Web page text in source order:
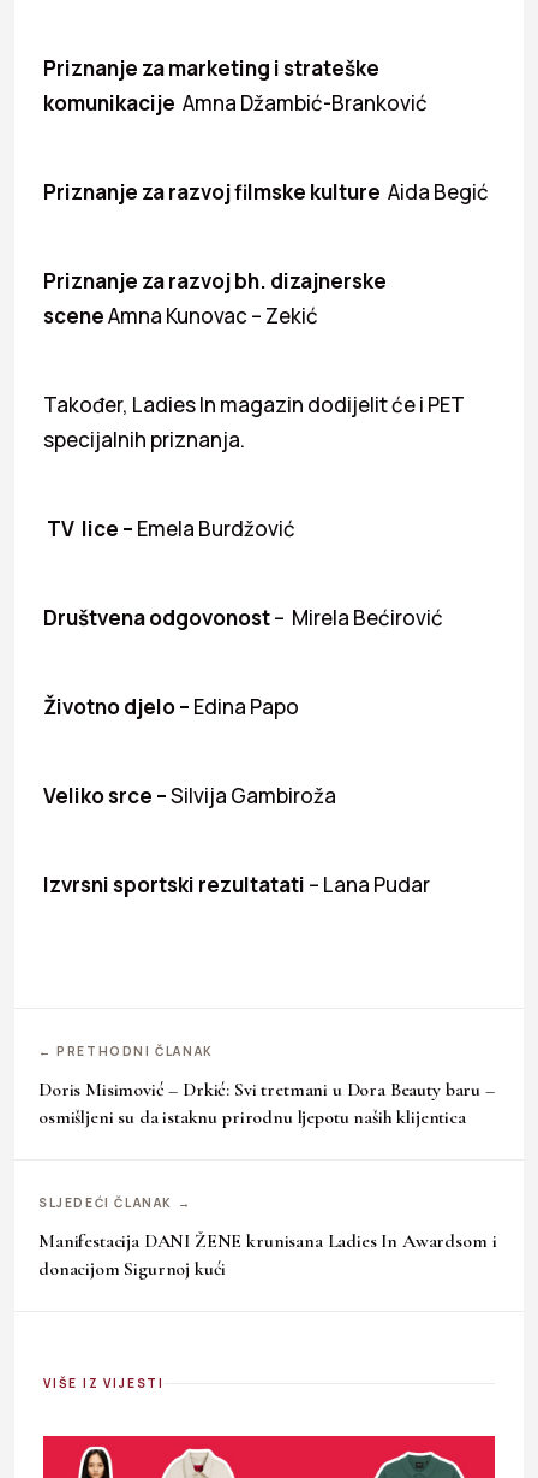
Priznanje za marketing i strateške
komunikacije Amna Džambić-Branković
Priznanje za razvoj filmske kulture Aida Begić
Priznanje za razvoj bh. dizajnerske
sceneAmna Kunovac – Zekić
Također, Ladies In magazin dodijelit će i PET
specijalnih priznanja.
TV lice – Emela Burdžović
Društvena odgovonost– Mirela Bećirović
Životno djelo – Edina Papo
Veliko srce –Silvija Gambiroža
Izvrsni sportski rezultatati – Lana Pudar
← PRETHODNI ČLANAK
Doris Misimović – Drkić: Svi tretmani u Dora Beauty baru –
osmišljeni su da istaknu prirodnu ljepotu naših klijentica
SLJEDEĆI ČLANAK →
Manifestacija DANI ŽENE krunisana Ladies In Awardsom i
donacijom Sigurnoj kući
VIŠE IZ VIJESTI